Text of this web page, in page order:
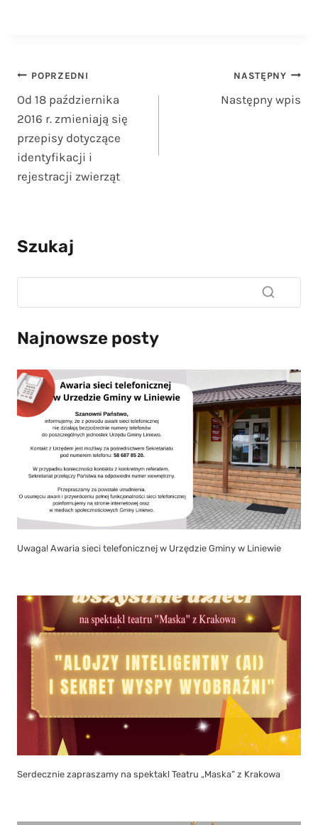
Nawigacja
wpisu
POPRZEDNI
Od 18 października
2016 r. zmieniają się
przepisy dotyczące
identyfikacji i
rejestracji zwierząt
NASTĘPNY
Następny wpis
Szukaj
Najnowsze posty
Uwaga! Awaria sieci telefonicznej w Urzędzie Gminy w Liniewie
Serdecznie zapraszamy na spektakl Teatru „Maska” z Krakowa